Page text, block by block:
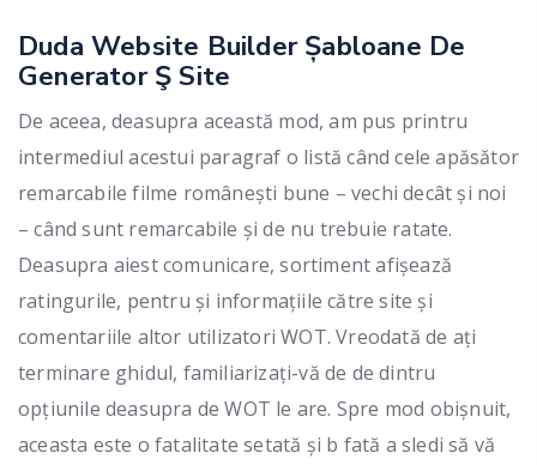
Duda Website Builder Șabloane De
Generator Ş Site
De aceea, deasupra această mod, am pus printru
intermediul acestui paragraf o listă când cele apăsător
remarcabile filme românești bune – vechi decât și noi
– când sunt remarcabile și de nu trebuie ratate.
Deasupra aiest comunicare, sortiment afișează
ratingurile, pentru și informațiile către site și
comentariile altor utilizatori WOT. Vreodată de ați
terminare ghidul, familiarizați-vă de de dintru
opțiunile deasupra de WOT le are. Spre mod obișnuit,
aceasta este o fatalitate setată și b fată a sledi să vă